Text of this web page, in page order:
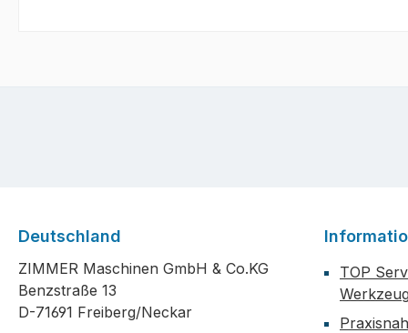
TOP
Deutschland
ZIMMER Maschinen GmbH & Co.KG
Benzstraße 13
D-71691 Freiberg/Neckar